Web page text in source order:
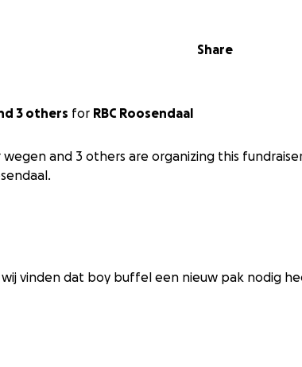
Share
3 others for RBC Roosendaal
wegen and 3 others are organizing this
wij vinden dat boy buffel een nieuw pak nodig